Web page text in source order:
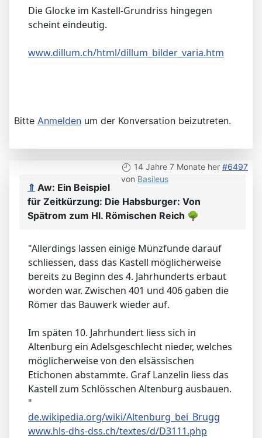
Die Glocke im Kastell-Grundriss hingegen
scheint eindeutig.
www.dillum.ch/html/dillum_bilder_varia.htm
Bitte Anmelden um der Konversation beizutreten.
14 Jahre 7 Monate her #6497
von Basileus
⇑ Aw: Ein Beispiel
für Zeitkürzung: Die Habsburger: Von
Spätrom zum Hl. Römischen Reich 🌳
"Allerdings lassen einige Münzfunde darauf
schliessen, dass das Kastell möglicherweise
bereits zu Beginn des 4. Jahrhunderts erbaut
worden war. Zwischen 401 und 406 gaben die
Römer das Bauwerk wieder auf.
Im späten 10. Jahrhundert liess sich in
Altenburg ein Adelsgeschlecht nieder, welches
möglicherweise von den elsässischen
Etichonen abstammte. Graf Lanzelin liess das
Kastell zum Schlösschen Altenburg ausbauen.
"
de.wikipedia.org/wiki/Altenburg_bei_Brugg
www.hls-dhs-dss.ch/textes/d/D3111.php